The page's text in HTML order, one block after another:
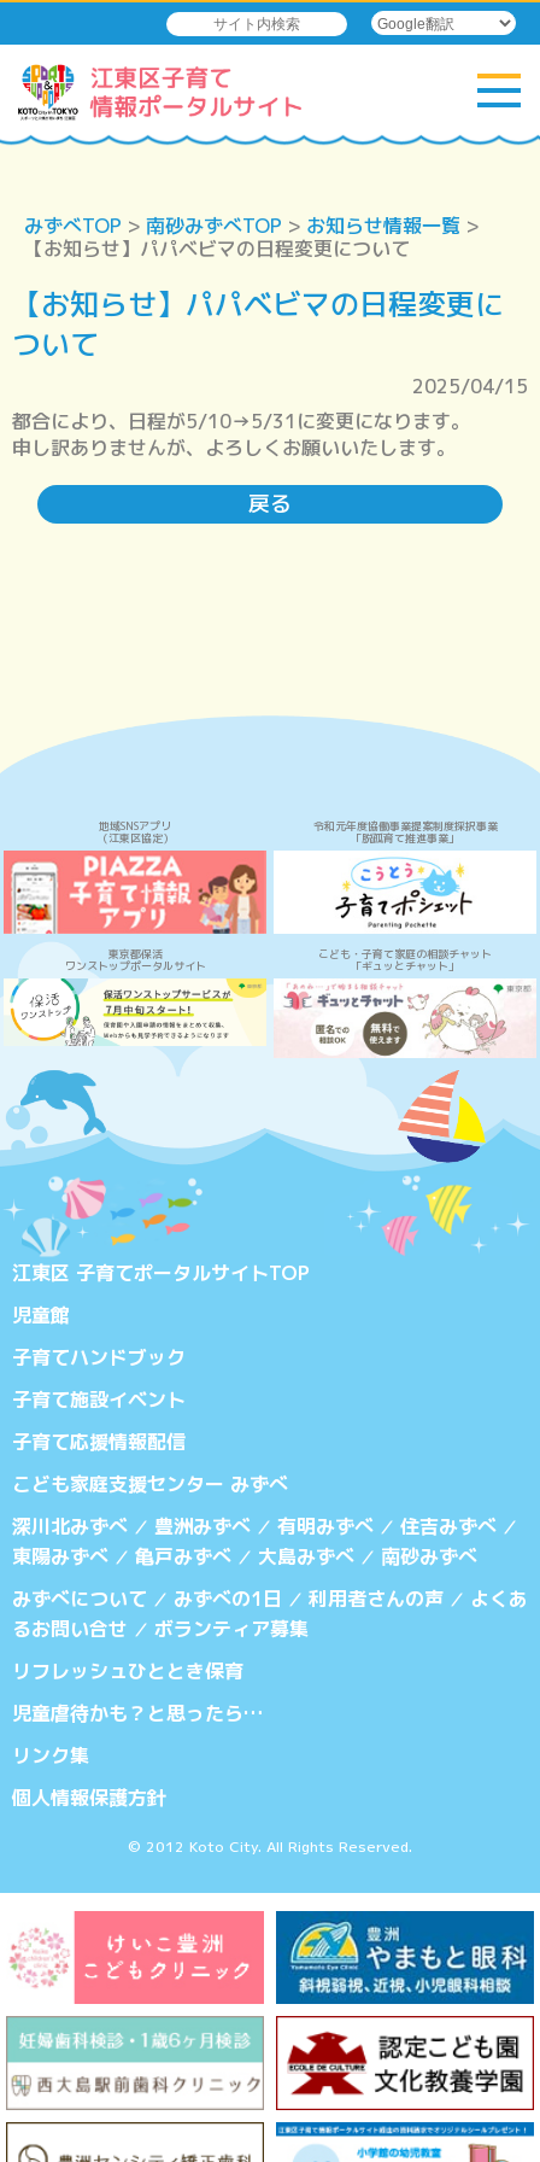
みずべTOP > 南砂みずべTOP > お知らせ情報一覧 >
【お知らせ】パパベビマの日程変更について
【お知らせ】パパベビマの日程変更に
ついて
2025/04/15
都合により、日程が5/10→5/31に変更になります。
申し訳ありませんが、よろしくお願いいたします。
戻る
地域SNSアプリ
（江東区協定）
令和元年度協働事業提案制度採択事業
「脱孤育て推進事業」
東京都保活
ワンストップポータルサイト
こども・子育て家庭の相談チャット
「ギュッとチャット」
江東区 子育てポータルサイトTOP
児童館
子育てハンドブック
子育て施設イベント
子育て応援情報配信
こども家庭支援センター みずべ
深川北みずべ ／ 豊洲みずべ ／ 有明みずべ ／ 住吉みずべ ／
東陽みずべ ／ 亀戸みずべ ／ 大島みずべ ／ 南砂みずべ
みずべについて ／ みずべの1日 ／ 利用者さんの声 ／ よくあ
るお問い合せ ／ ボランティア募集
リフレッシュひととき保育
児童虐待かも？と思ったら…
リンク集
個人情報保護方針
© 2012 Koto City. All Rights Reserved.